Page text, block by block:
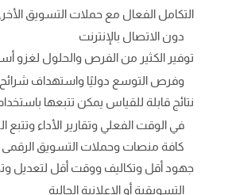
التكامل الفعال مع حملات التسويق
دون الاتصال بالإنترنت
توفير الكثير من الفرص والحلول لغزو
وفرص التوسع دوليًا واستهداف
نتائج قابلة للقياس يمكن تتبعها
في الوقت الفعلي وتقارير الأداء وتتبع
كافة منصات وحملات التسويق الرقمى
جهود أقل وتكاليف ووقت أقل لتعديل
التسويقية أو الاعلانية الحالية